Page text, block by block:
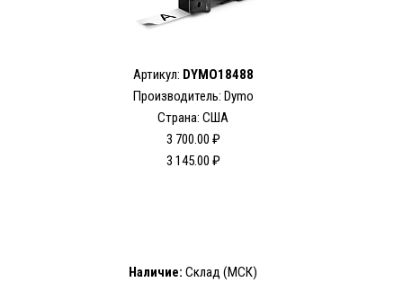
Артикул: DYMO18488
Производитель: Dymo
Страна: США
3 700.00 ₽
3 145.00 ₽
Наличие: Склад (МСК)